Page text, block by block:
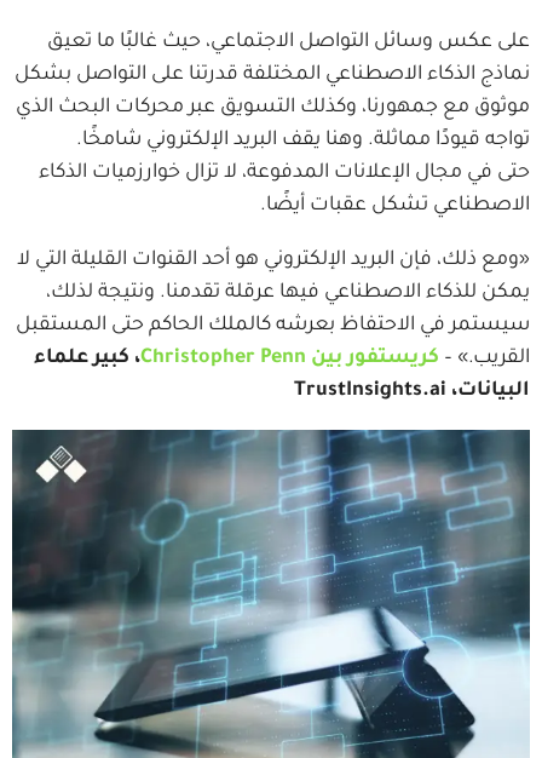
على عكس وسائل التواصل الاجتماعي، حيث غالبًا ما تعيق
نماذج الذكاء الاصطناعي المختلفة قدرتنا على التواصل بشكل
موثوق مع جمهورنا، وكذلك التسويق عبر محركات البحث الذي
تواجه قيودًا مماثلة. وهنا يقف البريد الإلكتروني شامخًا.
حتى في مجال الإعلانات المدفوعة، لا تزال خوارزميات الذكاء
الاصطناعي تشكل عقبات أيضًا.
«ومع ذلك، فإن البريد الإلكتروني هو أحد القنوات القليلة التي لا
يمكن للذكاء الاصطناعي فيها عرقلة تقدمنا. ونتيجة لذلك،
سيستمر في الاحتفاظ بعرشه كالملك الحاكم حتى المستقبل
القريب.» – كريستفور بين Christopher Penn
، كبير علماء
البيانات، TrustInsights.ai